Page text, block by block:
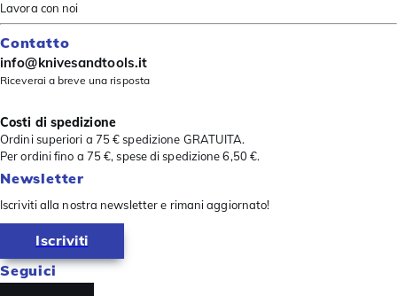
Lavora con noi
Contatto
info@knivesandtools.it
Riceverai a breve una risposta
Costi di spedizione
Ordini superiori a 75 € spedizione GRATUITA.
Per ordini fino a 75 €, spese di spedizione 6,50 €.
Newsletter
Iscriviti alla nostra newsletter e rimani aggiornato!
Iscriviti
Seguici